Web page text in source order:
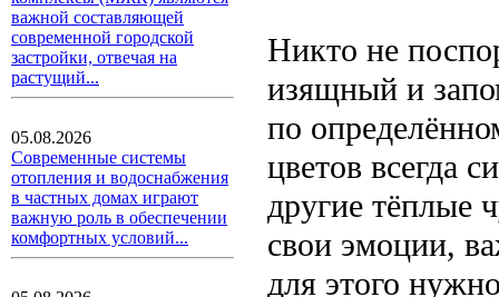
важной составляющей
современной городской
застройки, отвечая на
растущий...
05.08.2026
Современные системы
отопления и водоснабжения
в частных домах играют
важную роль в обеспечении
комфортных условий...
Никто не
изящный и
по
цветов всегда
другие тёплые
свои эмоции,
для этого